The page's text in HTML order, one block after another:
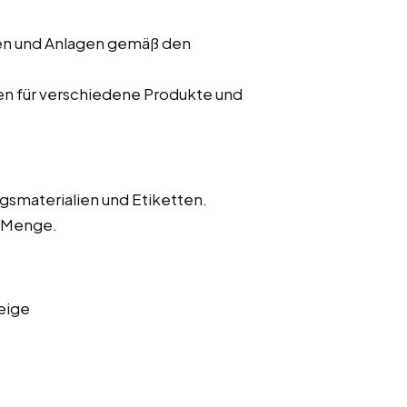
und Anlagen gemäß den
für verschiedene Produkte und
und Etiketten.